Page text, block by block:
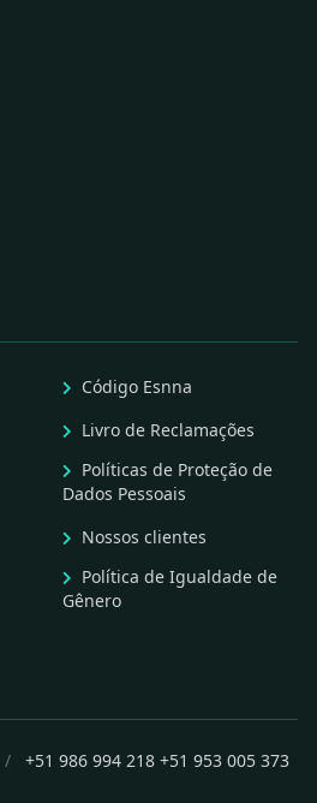
Código Esnna
Livro de Reclamações
Políticas de Proteção de
Dados Pessoais
Nossos clientes
Política de Igualdade de
Gênero
/ +51 986 994 218 +51 953 005 373